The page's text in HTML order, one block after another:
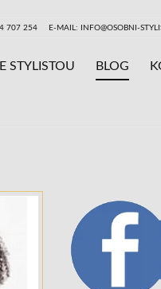
707 254 E-MAIL: INFO@OSOBNI-
STYLISTOU BLOG